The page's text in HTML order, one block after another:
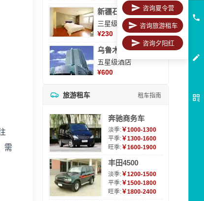
需
新疆石河子凯瑞酒店
三星级酒店
¥230
乌鲁木齐海德大酒店
五星级酒店
¥600
旅游租车 租车指南
奔驰商务车
淡季:￥1000-1300
平季:￥1300-1600
旺季:￥1600-1900
丰田4500
淡季:￥1200-1500
平季:￥1500-1800
旺季:￥1800-2400
咨询夏令营
咨询旅游租车
咨询夕阳红